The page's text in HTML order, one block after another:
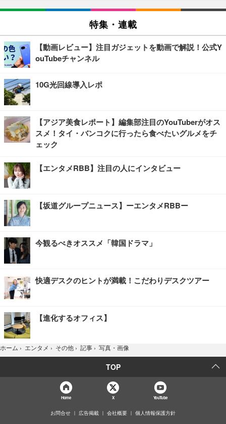
特集・連載
【動画レビュー】注目ガジェットを動画で解説！公式Y
ouTubeチャンネル
10G光回線導入レポ
【アジア美食レポート】編集部注目のYouTuberがオス
スメ！タイ・バンコクに行ったら食べたいグルメをチ
ェック
【エンタメRBB】注目の人にインタビュー
【坂道グループニュース】ーエンタメRBBー
今観るべきオススメ「韓国ドラマ」
快適デスクのヒントが満載！こだわりデスクツアー
【進化するオフィス】
ホーム › エンタメ › その他 › 記事 › 写真・画像
TOP
Home X YouTube
お問合せ 広告掲載 会社概要 個人情報保護方針